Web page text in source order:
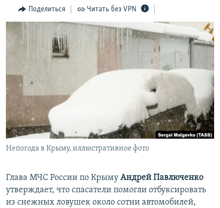
Вернутся
поиску
ИНТЕРАКТИВ
ИНФОГРАФИКА
ТЕЛЕПРОЕКТ КРЫМ.РЕАЛИИ
СОВЕТЫ ПРАВОЗАЩИТНИКОВ
ПРОПАВШИЕ БЕЗ ВЕСТИ
ПОБЕДИТЕЛЕЙ НЕ СУДЯТ?
КРЫМ.НЕПОКОРЕННЫЙ
ELIFBE
УКРАИНСКАЯ ПРОБЛЕМА КРЫМА
РАДІО СВОБОДА
КАК ОБОЙТИ БЛОКИРОВКУ
Українською
Qırımtatar
ПРИСОЕДИНЯЙТЕСЬ!
Поделиться Читать без VPN
Непогода в Крыму, иллюстративное фото
Глава МЧС России по Крыму Андрей Павлюченко
утверждает, что спасатели помогли отбуксировать
из снежных ловушек около сотни автомобилей,